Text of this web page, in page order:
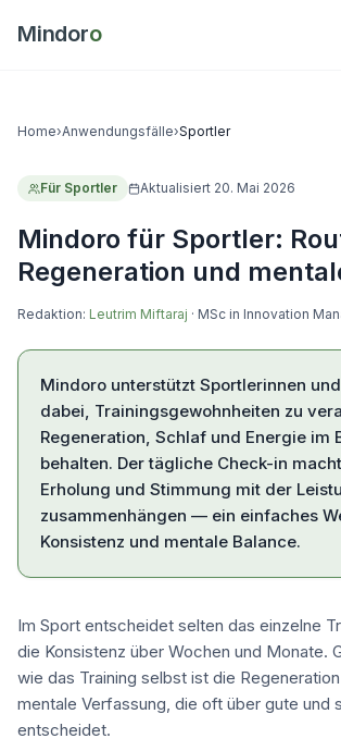
Mindoro
Home›Anwendungsfälle›Sportler
Für Sportler Aktualisiert 20. Mai 2026
Mindoro für Sportler:
Regeneration und
Redaktion: Leutrim Miftaraj · MSc in Innovation
Mindoro unterstützt Sportlerinnen
dabei, Trainingsgewohnheiten zu
Regeneration, Schlaf und Energie im
behalten. Der tägliche Check-in
Erholung und Stimmung mit der
zusammenhängen — ein einfaches
Konsistenz und mentale Balance.
Im Sport entscheidet selten das einzelne
die Konsistenz über Wochen und Monate.
wie das Training selbst ist die
mentale Verfassung, die oft über gute und
entscheidet.